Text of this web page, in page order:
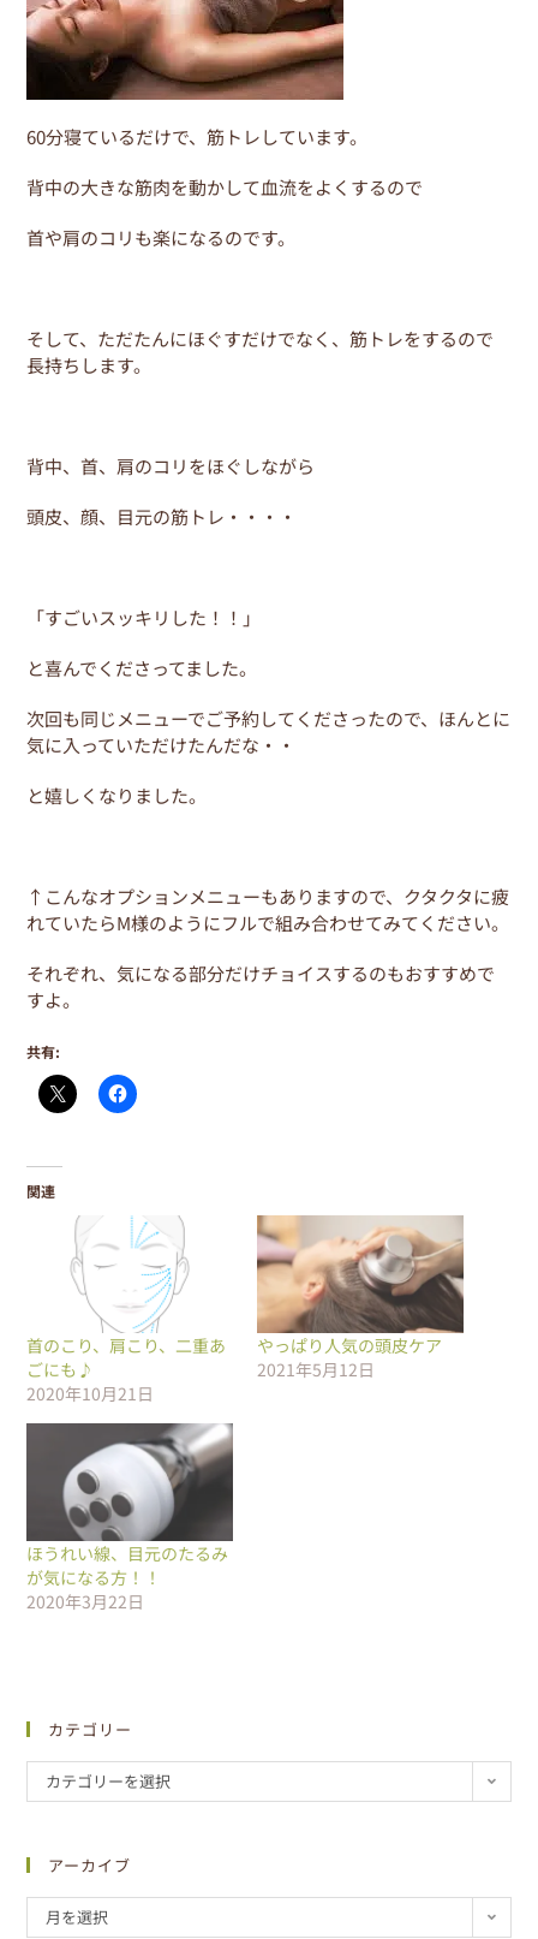
60分寝ているだけで、筋トレしています。
背中の大きな筋肉を動かして血流をよくするので
首や肩のコリも楽になるのです。
そして、ただたんにほぐすだけでなく、筋トレをするので
長持ちします。
背中、首、肩のコリをほぐしながら
頭皮、顔、目元の筋トレ・・・・
「すごいスッキリした！！」
と喜んでくださってました。
次回も同じメニューでご予約してくださったので、ほんとに
気に入っていただけたんだな・・
と嬉しくなりました。
↑こんなオプションメニューもありますので、クタクタに疲
れていたらM様のようにフルで組み合わせてみてください。
それぞれ、気になる部分だけチョイスするのもおすすめで
すよ。
共有:
関連
首のこり、肩こり、二重あ
ごにも♪
2020年10月21日
やっぱり人気の頭皮ケア
2021年5月12日
ほうれい線、目元のたるみ
が気になる方！！
2020年3月22日
カテゴリー
カテゴリーを選択
アーカイブ
月を選択